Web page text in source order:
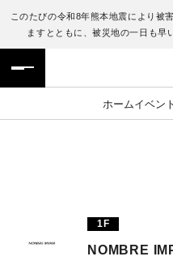
このたびの令和8年熊本地震により被
ますとともに、被災地の一日も早
ホームイベント
フロアガイド
施設案内・アクセス
TAX FREE
ENGLISH
繁体字
日本語
1F
NOMBRE